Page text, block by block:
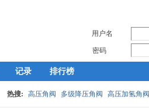
用户名
密码
记录 排行榜
热搜: 高压角阀 多级降压角阀 高压加氢角阀